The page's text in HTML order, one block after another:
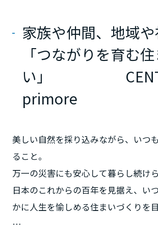
家族や仲間、地域
「つながりを育む
い」
primore
美しい自然を採り込みながら、いつ
ること。
万一の災害にも安心して暮らし続け
日本のこれからの百年を見据え、い
かに人生を愉しめる住まいづくりを
新潟県
長野県
東海エリア
岐阜県
静岡県